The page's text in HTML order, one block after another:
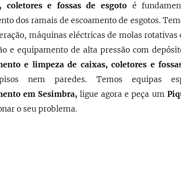
coletores e fossas de esgoto é
dos ramais de escoamento de esgotos.
máquinas eléctricas de molas rotativas
e equipamento de alta pressão com
e limpeza de caixas, coletores e
nem paredes. Temos equipas
em Sesimbra,ligue agora e peça um
o seu problema.